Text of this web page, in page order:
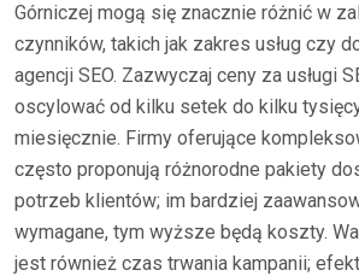
Górniczej mogą się znacznie różnić w
czynników, takich jak zakres usług czy
agencji SEO. Zazwyczaj ceny za usługi
oscylować od kilku setek do kilku
miesięcznie. Firmy oferujące
często proponują różnorodne pakiety
potrzeb klientów; im bardziej
wymagane, tym wyższe będą koszty.
jest również czas trwania kampanii;